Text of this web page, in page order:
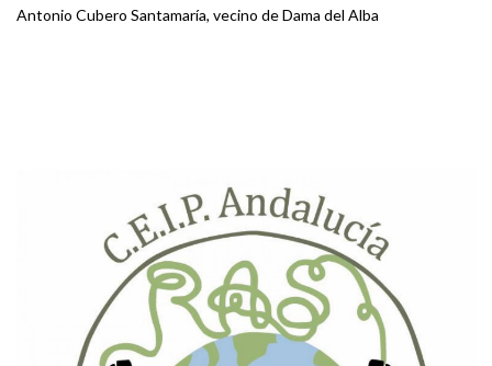
Antonio Cubero Santamaría, vecino de Dama del Alba